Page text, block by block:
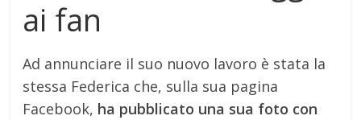
ai fan
Ad annunciare il suo nuovo lavoro è stata la
stessa Federica che, sulla sua pagina
Facebook, ha pubblicato una sua foto con